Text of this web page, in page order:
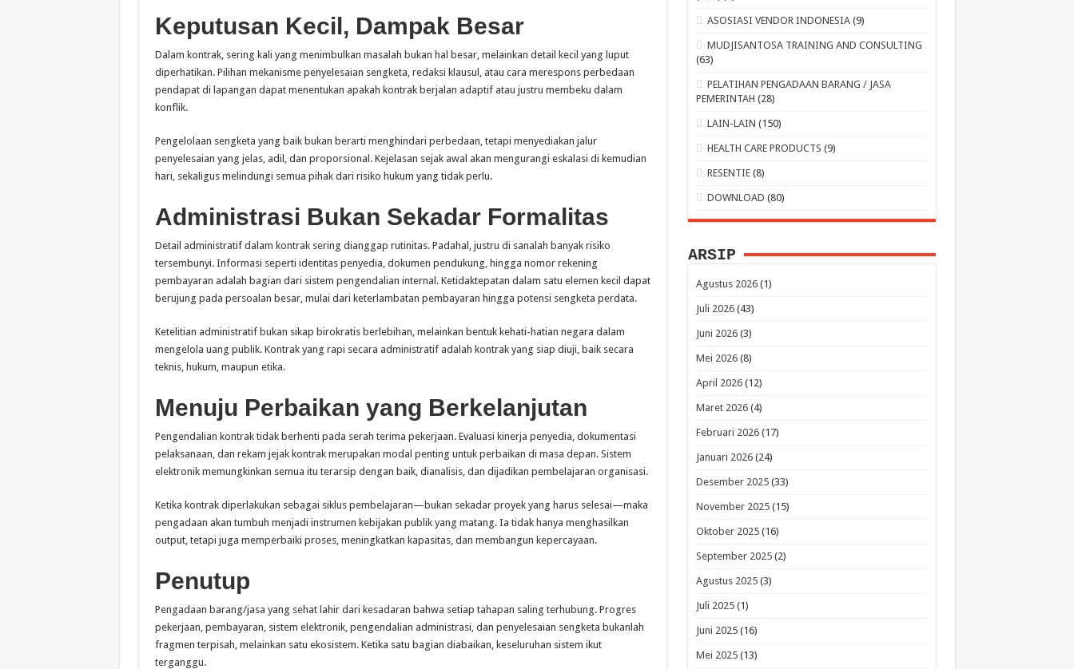
Keputusan Kecil, Dampak Besar
Dalam kontrak, sering kali yang menimbulkan masalah bukan hal besar, melainkan detail kecil yang luput
diperhatikan. Pilihan mekanisme penyelesaian sengketa, redaksi klausul, atau cara merespons perbedaan
pendapat di lapangan dapat menentukan apakah kontrak berjalan adaptif atau justru membeku dalam
konflik.
Pengelolaan sengketa yang baik bukan berarti menghindari perbedaan, tetapi menyediakan jalur
penyelesaian yang jelas, adil, dan proporsional. Kejelasan sejak awal akan mengurangi eskalasi di kemudian
hari, sekaligus melindungi semua pihak dari risiko hukum yang tidak perlu.
Administrasi Bukan Sekadar Formalitas
Detail administratif dalam kontrak sering dianggap rutinitas. Padahal, justru di sanalah banyak risiko
tersembunyi. Informasi seperti identitas penyedia, dokumen pendukung, hingga nomor rekening
pembayaran adalah bagian dari sistem pengendalian internal. Ketidaktepatan dalam satu elemen kecil dapat
berujung pada persoalan besar, mulai dari keterlambatan pembayaran hingga potensi sengketa perdata.
Ketelitian administratif bukan sikap birokratis berlebihan, melainkan bentuk kehati-hatian negara dalam
mengelola uang publik. Kontrak yang rapi secara administratif adalah kontrak yang siap diuji, baik secara
teknis, hukum, maupun etika.
Menuju Perbaikan yang Berkelanjutan
Pengendalian kontrak tidak berhenti pada serah terima pekerjaan. Evaluasi kinerja penyedia, dokumentasi
pelaksanaan, dan rekam jejak kontrak merupakan modal penting untuk perbaikan di masa depan. Sistem
elektronik memungkinkan semua itu terarsip dengan baik, dianalisis, dan dijadikan pembelajaran organisasi.
Ketika kontrak diperlakukan sebagai siklus pembelajaran—bukan sekadar proyek yang harus selesai—maka
pengadaan akan tumbuh menjadi instrumen kebijakan publik yang matang. Ia tidak hanya menghasilkan
output, tetapi juga memperbaiki proses, meningkatkan kapasitas, dan membangun kepercayaan.
Penutup
Pengadaan barang/jasa yang sehat lahir dari kesadaran bahwa setiap tahapan saling terhubung. Progres
pekerjaan, pembayaran, sistem elektronik, pengendalian administrasi, dan penyelesaian sengketa bukanlah
fragmen terpisah, melainkan satu ekosistem. Ketika satu bagian diabaikan, keseluruhan sistem ikut
terganggu.
ASOSIASI VENDOR INDONESIA (9)
MUDJISANTOSA TRAINING AND CONSULTING
(63)
PELATIHAN PENGADAAN BARANG / JASA
PEMERINTAH (28)
LAIN-LAIN (150)
HEALTH CARE PRODUCTS (9)
RESENTIE (8)
DOWNLOAD (80)
ARSIP
Agustus 2026(1)
Juli 2026(43)
Juni 2026(3)
Mei 2026(8)
April 2026(12)
Maret 2026(4)
Februari 2026(17)
Januari 2026(24)
Desember 2025(33)
November 2025(15)
Oktober 2025(16)
September 2025(2)
Agustus 2025(3)
Juli 2025(1)
Juni 2025(16)
Mei 2025(13)